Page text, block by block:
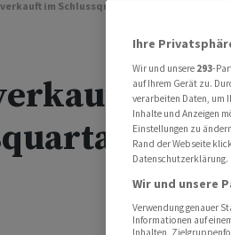
im Schlussquartal 2023 wieder mehr
im
2023
Ihre
Wir und unsere 293-
auf Ihrem Gerät zu.
verarbeiten Daten, um
Inhalte und Anzeigen
Einstellungen zu
Rand der Webseite
Datenschutzerklärung.
Wir und unsere
Verwendung genauer
Informationen auf
Inhalten,